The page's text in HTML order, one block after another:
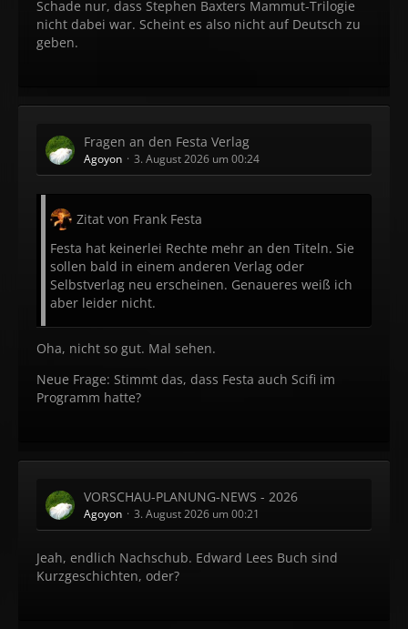
Schade nur, dass Stephen Baxters Mammut-Trilogie
nicht dabei war. Scheint es also nicht auf Deutsch zu
geben.
Fragen an den Festa Verlag
Agoyon 3. August 2026 um 00:24
Zitat von Frank Festa
Festa hat keinerlei Rechte mehr an den Titeln. Sie
sollen bald in einem anderen Verlag oder
Selbstverlag neu erscheinen. Genaueres weiß ich
aber leider nicht.
Oha, nicht so gut. Mal sehen.
Neue Frage: Stimmt das, dass Festa auch Scifi im
Programm hatte?
VORSCHAU-PLANUNG-NEWS - 2026
Agoyon 3. August 2026 um 00:21
Jeah, endlich Nachschub. Edward Lees Buch sind
Kurzgeschichten, oder?